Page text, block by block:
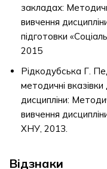
закладах:
вивчення
підготовки
2015
Рідкодубська Г.
методичні
дисципліни:
вивчення
ХНУ, 2013.
Відзнаки